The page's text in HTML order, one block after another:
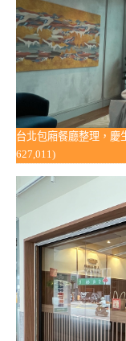
台北包廂餐廳整理，慶
627,011)